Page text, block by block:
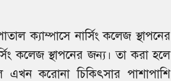
ক্যাম্পাসে নার্সিং কলেজ স্থাপনের
কলেজ স্থাপনের জন্য। তা করা হলে
করোনা চিকিৎসার পাশাপাশি